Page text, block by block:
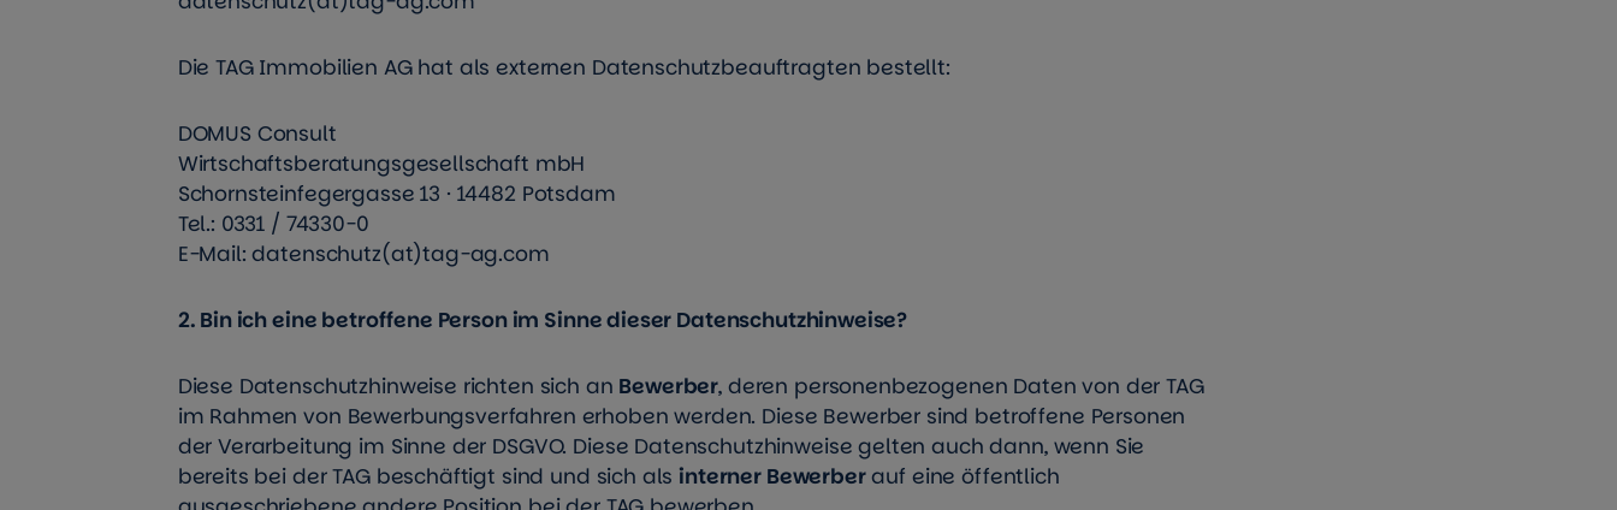
Die TAG Immobilien AG hat als externen Datenschutzbeauftragten bestellt:
DOMUS Consult
Wirtschaftsberatungsgesellschaft mbH
Schornsteinfegergasse 13 · 14482 Potsdam
Tel.: 0331 / 74330-0
E-Mail: datenschutz(at)tag-ag.com
2. Bin ich eine betroffene Person im Sinne dieser Datenschutzhinweise?
Diese Datenschutzhinweise richten sich an Bewerber, deren personenbezogenen Daten von der TAG
im Rahmen von Bewerbungsverfahren erhoben werden. Diese Bewerber sind betroffene Personen
der Verarbeitung im Sinne der DSGVO. Diese Datenschutzhinweise gelten auch dann, wenn Sie
bereits bei der TAG beschäftigt sind und sich als interner Bewerberauf eine öffentlich